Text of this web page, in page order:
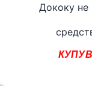
Дококу не